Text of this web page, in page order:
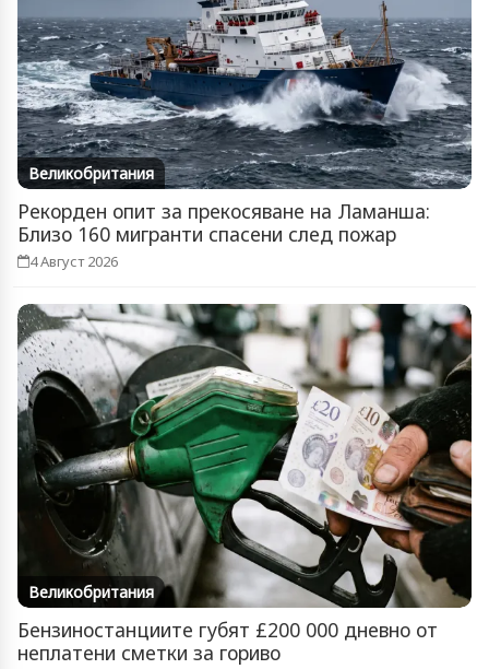
Великобритания
Рекорден опит за прекосяване на Ламанша:
Близо 160 мигранти спасени след пожар
4 Август 2026
Великобритания
Бензиностанциите губят £200 000 дневно от
неплатени сметки за гориво